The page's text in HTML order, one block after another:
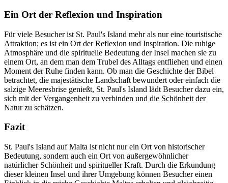
Ein Ort der Reflexion und Inspiration
Für viele Besucher ist St. Paul's Island mehr als nur eine touristische
Attraktion; es ist ein Ort der Reflexion und Inspiration. Die ruhige
Atmosphäre und die spirituelle Bedeutung der Insel machen sie zu
einem Ort, an dem man dem Trubel des Alltags entfliehen und einen
Moment der Ruhe finden kann. Ob man die Geschichte der Bibel
betrachtet, die majestätische Landschaft bewundert oder einfach die
salzige Meeresbrise genießt, St. Paul's Island lädt Besucher dazu ein,
sich mit der Vergangenheit zu verbinden und die Schönheit der
Natur zu schätzen.
Fazit
St. Paul's Island auf Malta ist nicht nur ein Ort von historischer
Bedeutung, sondern auch ein Ort von außergewöhnlicher
natürlicher Schönheit und spiritueller Kraft. Durch die Erkundung
dieser kleinen Insel und ihrer Umgebung können Besucher einen